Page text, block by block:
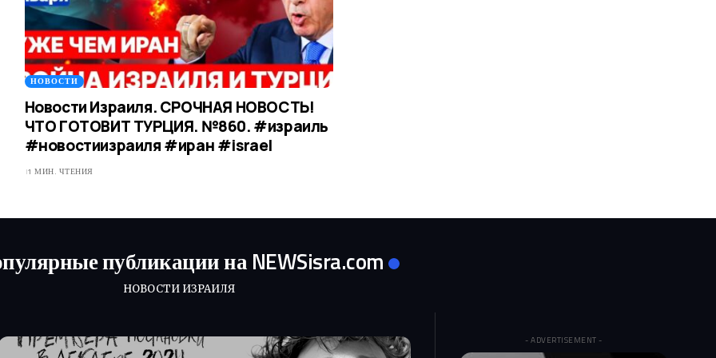
НОВОСТИ
Новости Израиля. СРОЧНАЯ НОВОСТЬ!
ЧТО ГОТОВИТ ТУРЦИЯ. №860. #израиль
#новостиизраиля #иран #israel
1 МИН. ЧТЕНИЯ
публикации на NEWSisra.com
НОВОСТИ ИЗРАИЛЯ
- ADVERTISEMENT -